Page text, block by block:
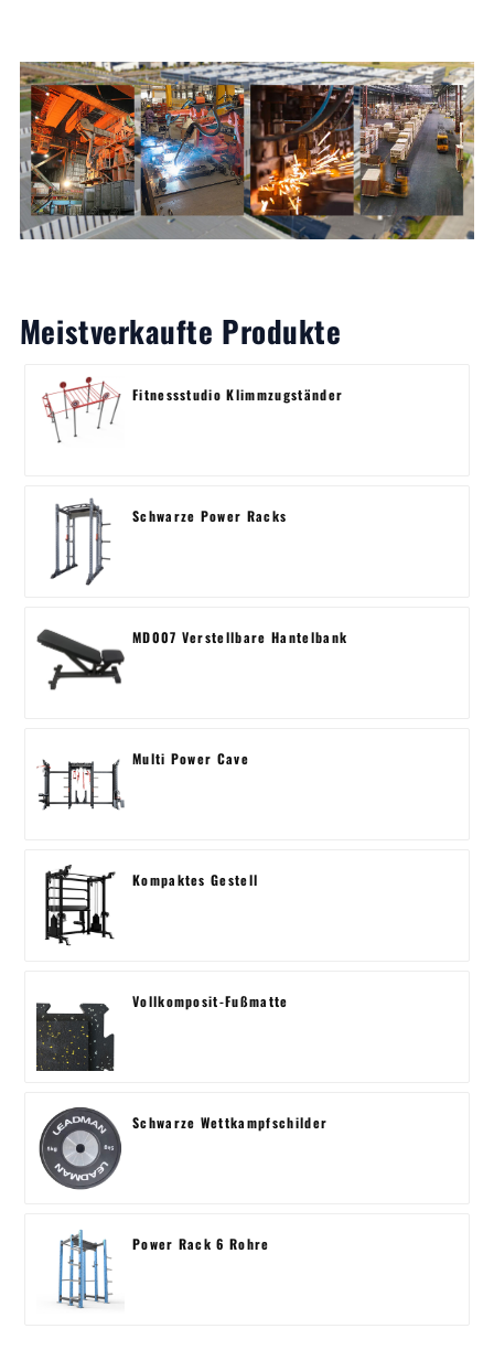
Meistverkaufte Produkte
Fitnessstudio Klimmzugständer
Schwarze Power Racks
MD007 Verstellbare Hantelbank
Multi Power Cave
Kompaktes Gestell
Vollkomposit-Fußmatte
Schwarze Wettkampfschilder
Power Rack 6 Rohre